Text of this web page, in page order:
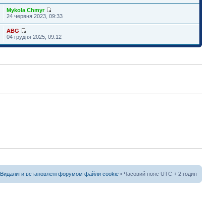
Mykola Chmyr
24 червня 2023, 09:33
ABG
04 грудня 2025, 09:12
Видалити встановлені форумом файли cookie • Часовий пояс UTC + 2 годин